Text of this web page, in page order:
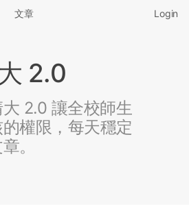
文章 Login
2.0
2.0 讓全校師生
權限，每天穩定
。